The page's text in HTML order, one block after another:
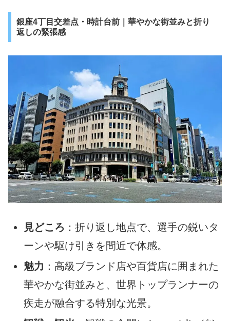
銀座4丁目交差点・時計台前｜華やかな街並みと折り
返しの緊張感
見どころ ：折り返し地点で、選手の鋭いタ
ーンや駆け引きを間近で体感。
魅力 ：高級ブランド店や百貨店に囲まれた
華やかな街並みと、世界トップランナーの
疾走が融合する特別な光景。